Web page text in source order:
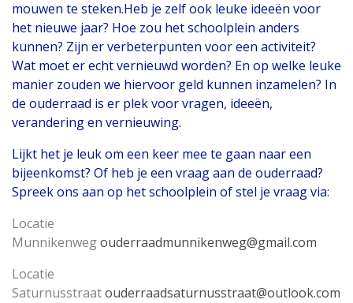
mouwen te steken.Heb je zelf ook leuke ideeën voor
het nieuwe jaar? Hoe zou het schoolplein anders
kunnen? Zijn er verbeterpunten voor een activiteit?
Wat moet er echt vernieuwd worden? En op welke leuke
manier zouden we hiervoor geld kunnen inzamelen? In
de ouderraad is er plek voor vragen, ideeën,
verandering en vernieuwing.
Lijkt het je leuk om een keer mee te gaan naar een
bijeenkomst? Of heb je een vraag aan de ouderraad?
Spreek ons aan op het schoolplein of stel je vraag via:
Locatie
Munnikenwegouderraadmunnikenweg@gmail.com
Locatie
Saturnusstraatouderraadsaturnusstraat@outlook.com